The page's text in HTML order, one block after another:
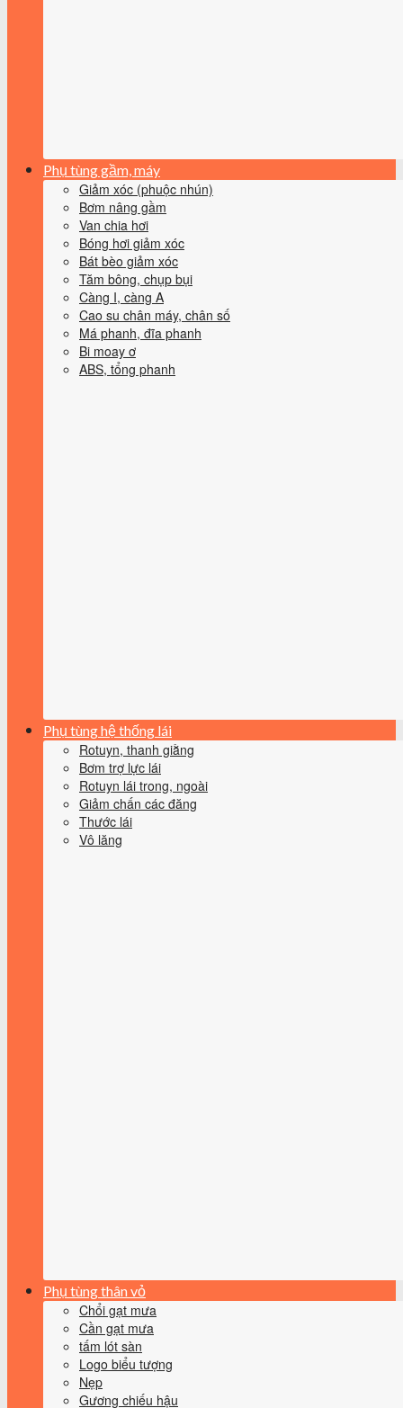
Phụ tùng gầm, máy
Giảm xóc (phuộc nhún)
Bơm nâng gầm
Van chia hơi
Bóng hơi giảm xóc
Bát bèo giảm xóc
Tăm bông, chụp bụi
Càng I, càng A
Cao su chân máy, chân số
Má phanh, đĩa phanh
Bi moay ơ
ABS, tổng phanh
Phụ tùng hệ thống lái
Rotuyn, thanh giằng
Bơm trợ lực lái
Rotuyn lái trong, ngoài
Giảm chấn các đăng
Thước lái
Vô lăng
Phụ tùng thân vỏ
Chổi gạt mưa
Cần gạt mưa
tấm lót sàn
Logo biểu tượng
Nẹp
Gương chiếu hậu